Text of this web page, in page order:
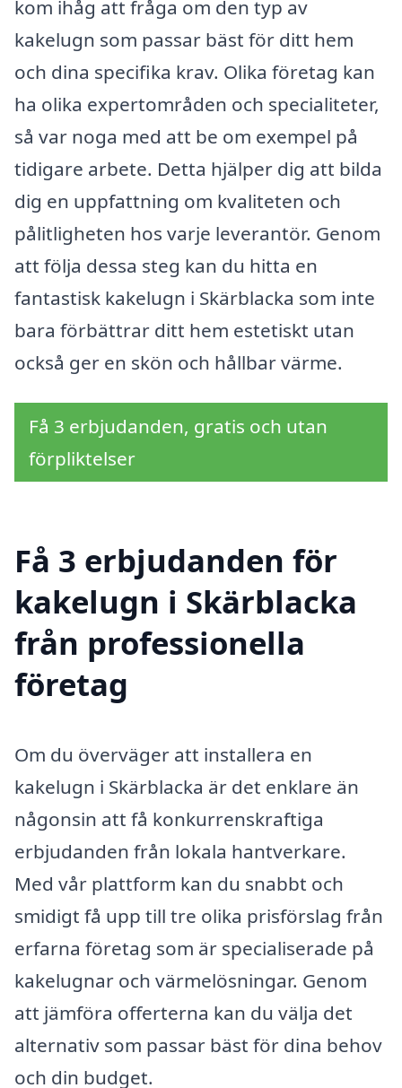
kom ihåg att fråga om den typ av
kakelugn som passar bäst för ditt hem
och dina specifika krav. Olika företag kan
ha olika expertområden och specialiteter,
så var noga med att be om exempel på
tidigare arbete. Detta hjälper dig att bilda
dig en uppfattning om kvaliteten och
pålitligheten hos varje leverantör. Genom
att följa dessa steg kan du hitta en
fantastisk kakelugn i Skärblacka som inte
bara förbättrar ditt hem estetiskt utan
också ger en skön och hållbar värme.
Få 3 erbjudanden, gratis och utan
förpliktelser
Få 3 erbjudanden för
kakelugn i Skärblacka
från professionella
företag
Om du överväger att installera en
kakelugn i Skärblacka är det enklare än
någonsin att få konkurrenskraftiga
erbjudanden från lokala hantverkare.
Med vår plattform kan du snabbt och
smidigt få upp till tre olika prisförslag från
erfarna företag som är specialiserade på
kakelugnar och värmelösningar. Genom
att jämföra offerterna kan du välja det
alternativ som passar bäst för dina behov
och din budget.